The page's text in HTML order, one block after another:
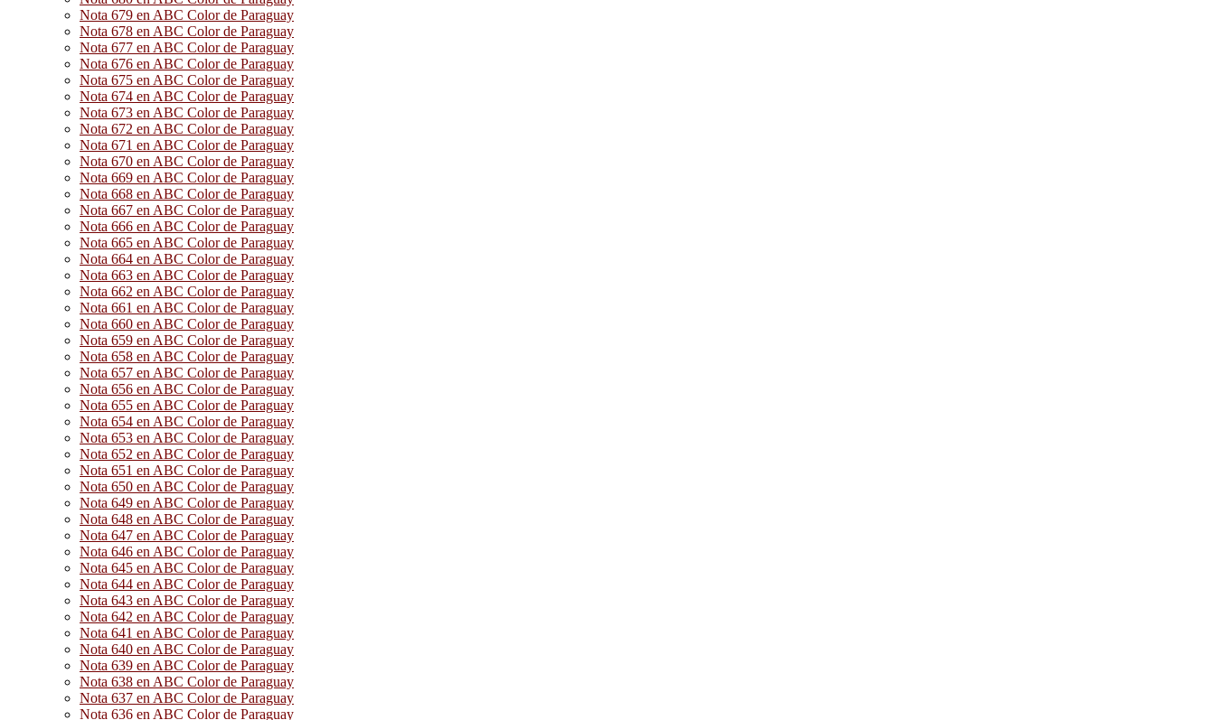
Nota 679 en ABC Color de Paraguay
Nota 678 en ABC Color de Paraguay
Nota 677 en ABC Color de Paraguay
Nota 676 en ABC Color de Paraguay
Nota 675 en ABC Color de Paraguay
Nota 674 en ABC Color de Paraguay
Nota 673 en ABC Color de Paraguay
Nota 672 en ABC Color de Paraguay
Nota 671 en ABC Color de Paraguay
Nota 670 en ABC Color de Paraguay
Nota 669 en ABC Color de Paraguay
Nota 668 en ABC Color de Paraguay
Nota 667 en ABC Color de Paraguay
Nota 666 en ABC Color de Paraguay
Nota 665 en ABC Color de Paraguay
Nota 664 en ABC Color de Paraguay
Nota 663 en ABC Color de Paraguay
Nota 662 en ABC Color de Paraguay
Nota 661 en ABC Color de Paraguay
Nota 660 en ABC Color de Paraguay
Nota 659 en ABC Color de Paraguay
Nota 658 en ABC Color de Paraguay
Nota 657 en ABC Color de Paraguay
Nota 656 en ABC Color de Paraguay
Nota 655 en ABC Color de Paraguay
Nota 654 en ABC Color de Paraguay
Nota 653 en ABC Color de Paraguay
Nota 652 en ABC Color de Paraguay
Nota 651 en ABC Color de Paraguay
Nota 650 en ABC Color de Paraguay
Nota 649 en ABC Color de Paraguay
Nota 648 en ABC Color de Paraguay
Nota 647 en ABC Color de Paraguay
Nota 646 en ABC Color de Paraguay
Nota 645 en ABC Color de Paraguay
Nota 644 en ABC Color de Paraguay
Nota 643 en ABC Color de Paraguay
Nota 642 en ABC Color de Paraguay
Nota 641 en ABC Color de Paraguay
Nota 640 en ABC Color de Paraguay
Nota 639 en ABC Color de Paraguay
Nota 638 en ABC Color de Paraguay
Nota 637 en ABC Color de Paraguay
Nota 636 en ABC Color de Paraguay